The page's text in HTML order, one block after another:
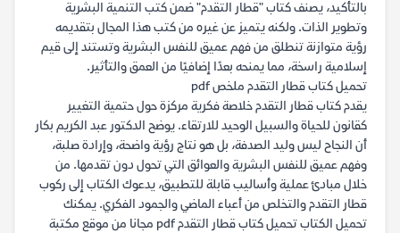
بالتأكيد، يصنف كتاب "قطار التقدم" ضمن كتب التنمية البشرية
وتطوير الذات. ولكنه يتميز عن غيره من كتب هذا المجال بتقديمه
رؤية متوازنة تنطلق من فهم عميق للنفس البشرية وتستند إلى قيم
إسلامية راسخة، مما يمنحه بعدًا إضافيًا من العمق والتأثير.
تحميل كتاب قطار التقدم ملخص pdf
يقدم كتاب قطار التقدم خلاصة فكرية مركزة حول حتمية التغيير
كقانون للحياة والسبيل الوحيد للارتقاء. يوضح الدكتور عبد الكريم بكار
أن النجاح ليس وليد الصدفة، بل هو نتاج رؤية واضحة، وإرادة صلبة،
وفهم عميق للنفس البشرية والعوائق التي تحول دون تقدمها. من
خلال مبادئ عملية وأساليب قابلة للتطبيق، يدعوك الكتاب إلى ركوب
قطار التقدم والتخلص من أعباء الماضي والجمود الفكري. يمكنك
تحميل الكتاب تحميل كتاب قطار التقدم pdf مجانا من موقع مكتبة